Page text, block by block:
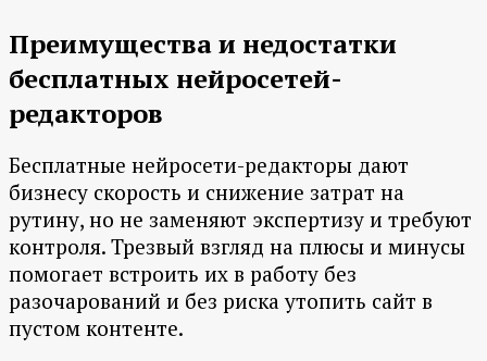
Преимущества и недостатки
бесплатных нейросетей-
редакторов
Бесплатные нейросети-редакторы дают
бизнесу скорость и снижение затрат на
рутину, но не заменяют экспертизу и требуют
контроля. Трезвый взгляд на плюсы и минусы
помогает встроить их в работу без
разочарований и без риска утопить сайт в
пустом контенте.